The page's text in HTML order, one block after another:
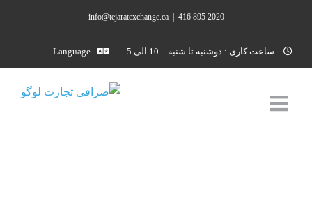
content
2020 895 416
info@tejaratexchange.ca
ساعت کاری : دوشنبه تا شنبه – 10 الی 5 Language